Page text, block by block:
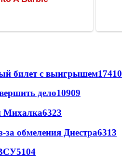
билет с выигрышем17410
дело10909
Михалка6323
за обмеления Днестра6313
5104